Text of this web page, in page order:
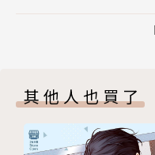
其他人也買了